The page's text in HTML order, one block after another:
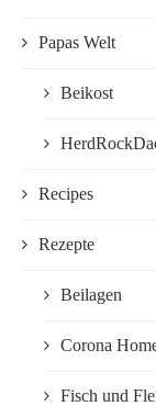
Papas Welt
Beikost
Recipes
Rezepte
Beilagen
Corona
Fisch und